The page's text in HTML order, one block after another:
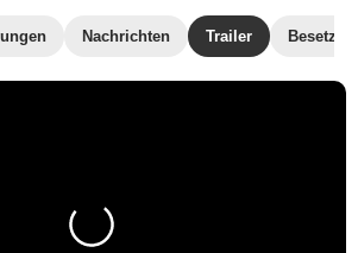
Nachrichten Trailer